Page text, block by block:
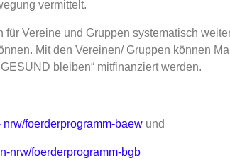
vermittelt.
Vereine und Gruppen systematisch
Mit den Vereinen/ Gruppen können
bleiben“ mitfinanziert werden.
nrw/foerderprogramm-baew und
nrw/foerderprogramm-bgb